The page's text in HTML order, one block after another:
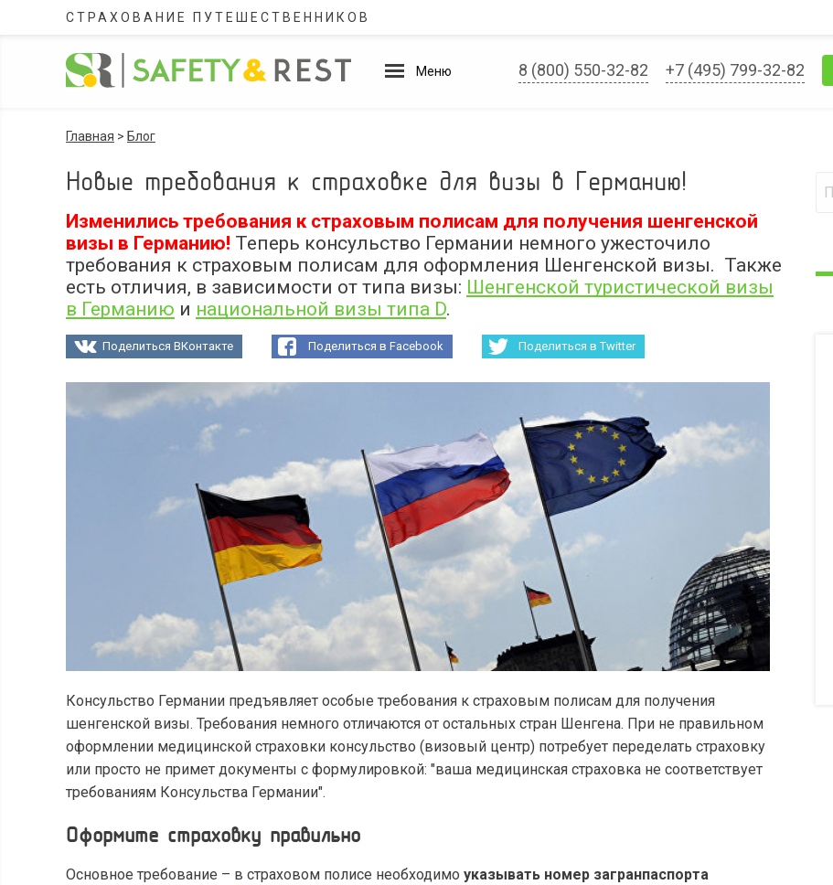
СТРАХОВАНИЕ ПУТЕШЕСТВЕННИКОВ
Меню 8 (800) 550-32-82 +7 (495) 799-32-82
Главная > Блог
Новые требования к страховке для визы в Германию!
Изменились требования к страховым полисам для получения шенгенской
визы в Германию! Теперь консульство Германии немного ужесточило
требования к страховым полисам для оформления Шенгенской визы. Также
есть отличия, в зависимости от типа визы: Шенгенской туристической визы
в Германию и национальной визы типа D.
Поделиться ВКонтакте Поделиться в Facebook Поделиться в Twitter
Консульство Германии предъявляет особые требования к страховым полисам для получения
шенгенской визы. Требования немного отличаются от остальных стран Шенгена. При не правильном
оформлении медицинской страховки консульство (визовый центр) потребует переделать страховку
или просто не примет документы с формулировкой: "ваша медицинская страховка не соответствует
требованиям Консульства Германии".
Оформите страховку правильно
Основное требование – в страховом полисе необходимо указывать номер загранпаспорта